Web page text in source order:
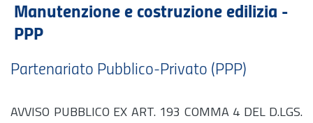
Manutenzione e costruzione edilizia -
PPP
Partenariato Pubblico-Privato (PPP)
AVVISO PUBBLICO EX ART. 193 COMMA 4 DEL D.LGS.